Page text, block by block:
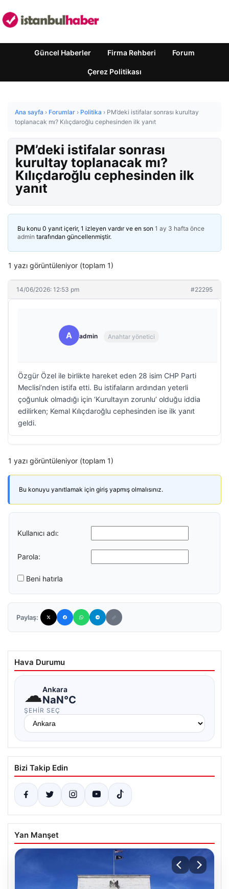
Güncel Haberler Firma Rehberi Forum
Çerez Politikası
Ana sayfa › Forumlar › Politika › PM’deki istifalar sonrası kurultay
toplanacak mı? Kılıçdaroğlu cephesinden ilk yanıt
PM’deki istifalar sonrası
kurultay toplanacak mı?
Kılıçdaroğlu cephesinden ilk
yanıt
Bu konu 0 yanıt içerir, 1 izleyen vardır ve en son 1 ay 3 hafta önce
admin tarafından güncellenmiştir.
1 yazı görüntüleniyor (toplam 1)
14/06/2026: 12:53 pm #22295
A admin Anahtar yönetici
Özgür Özel ile birlikte hareket eden 28 isim CHP Parti
Meclisi’nden istifa etti. Bu istifaların ardından yeterli
çoğunluk olmadığı için ‘Kurultayın zorunlu’ olduğu iddia
edilirken; Kemal Kılıçdaroğlu cephesinden ise ilk yanıt
geldi.
1 yazı görüntüleniyor (toplam 1)
Bu konuyu yanıtlamak için giriş yapmış olmalısınız.
Kullanıcı adı:
Parola:
Beni hatırla
Paylaş:
Hava Durumu
☁Ankara
NaN°C
ŞEHIR SEÇ
Bizi Takip Edin
Yan Manşet